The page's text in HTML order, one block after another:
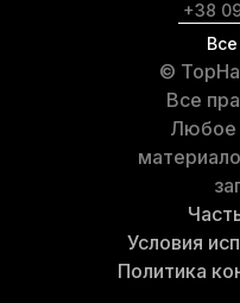
+38
©
Все
Любое
Условия
Политика